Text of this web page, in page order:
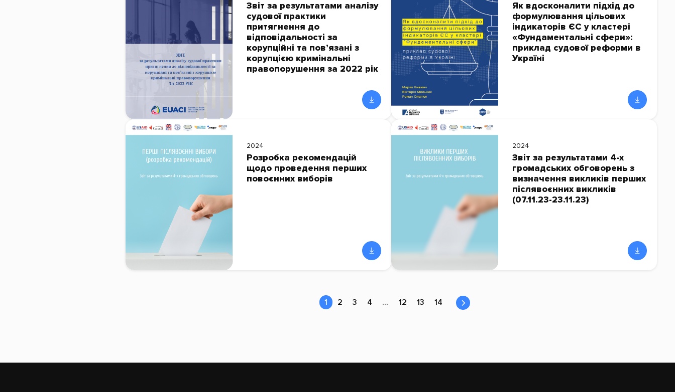
Звіт за результатами аналізу
судової практики
притягнення до
відповідальності за
корупційні та пов’язані з
корупцією кримінальні
правопорушення за 2022 рік
Як вдосконалити підхід до
формулювання цільових
індикаторів ЄС у кластері
«Фундаментальні сфери»:
приклад судової реформи в
Україні
2024
Розробка рекомендацій
щодо проведення перших
повоєнних виборів
2024
Звіт за результатами 4-х
громадських обговорень з
визначення викликів перших
післявоєнних викликів
(07.11.23-23.11.23)
1 2 3 4 … 12 13 14